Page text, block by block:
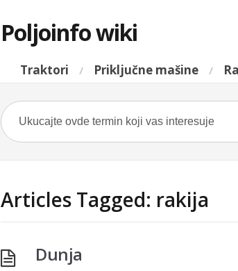
Poljoinfo wiki
Traktori Priključne mašine
Articles Tagged: rakija
Dunja